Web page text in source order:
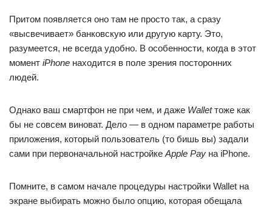
Притом появляется оно там не просто так, а сразу
«высвечивает» банковскую или другую карту. Это,
разумеется, не всегда удобно. В особенности, когда в этот
момент iPhone находится в поле зрения посторонних
людей.
Однако ваш смартфон не при чем, и даже Walletтоже как
бы не совсем виноват. Дело — в одном параметре работы
приложения, который пользователь (то бишь вы) задали
сами при первоначальной настройке Apple Pay на iPhone.
Помните, в самом начале процедуры настройки Wallet на
экране выбирать можно было опцию, которая обещала